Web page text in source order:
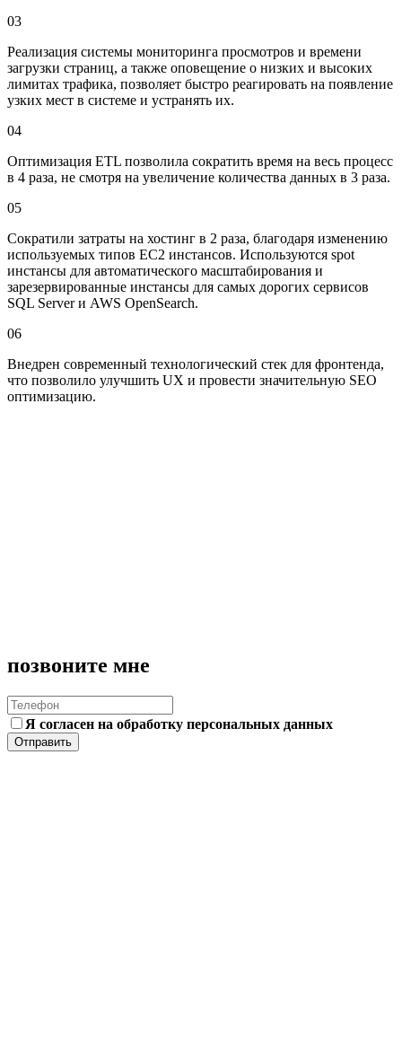
03
Реализация системы мониторинга просмотров и времени
загрузки страниц, а также оповещение о низких и высоких
лимитах трафика, позволяет быстро реагировать на появление
узких мест в системе и устранять их.
04
Оптимизация ETL позволила сократить время на весь процесс
в 4 раза, не смотря на увеличение количества данных в 3 раза.
05
Сократили затраты на хостинг в 2 раза, благодаря изменению
используемых типов EC2 инстансов. Используются spot
инстансы для автоматического масштабирования и
зарезервированные инстансы для самых дорогих сервисов
SQL Server и AWS OpenSearch.
06
Внедрен современный технологический стек для фронтенда,
что позволило улучшить UX и провести значительную SEO
оптимизацию.
позвоните мне
Я согласен на обработку персональных данных
Отправить